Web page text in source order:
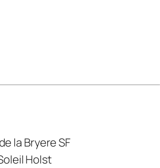
la Bryere SF
Holst